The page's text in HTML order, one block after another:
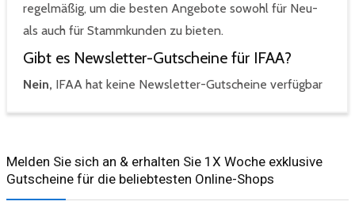
regelmäßig, um die besten Angebote sowohl für Neu-
als auch für Stammkunden zu bieten.
Gibt es Newsletter-Gutscheine für IFAA?
Nein, IFAA hat keine Newsletter-Gutscheine verfügbar
Melden Sie sich an & erhalten Sie 1X Woche exklusive
Gutscheine für die beliebtesten Online-Shops​